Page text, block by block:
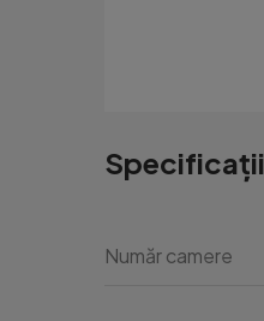
Specificații
Număr camere